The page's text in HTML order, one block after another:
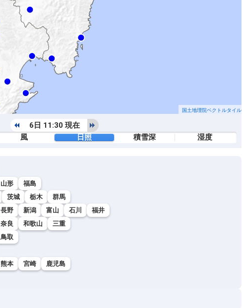
国土地理院ベクトルタイル
6日 11:30 現在
風 日照 積雪深 湿度
山形 福島
茨城 栃木 群馬
長野 新潟 富山 石川 福井
奈良 和歌山 三重
鳥取
熊本 宮崎 鹿児島